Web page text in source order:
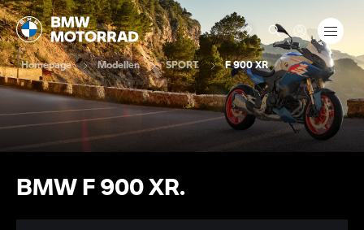
Homepage Modellen SPORT. F 900 XR
BMW F 900 XR.